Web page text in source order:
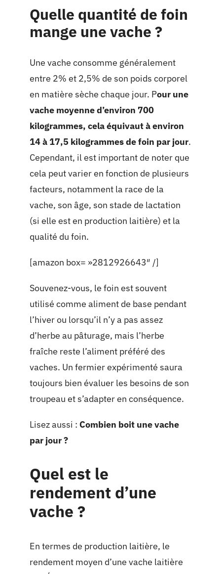
Quelle quantité de foin
mange une vache ?
Une vache consomme généralement
entre 2% et 2,5% de son poids corporel
en matière sèche chaque jour. Pour une
vache moyenne d’environ 700
kilogrammes, cela équivaut à environ
14 à 17,5 kilogrammes de foin par jour.
Cependant, il est important de noter que
cela peut varier en fonction de plusieurs
facteurs, notamment la race de la
vache, son âge, son stade de lactation
(si elle est en production laitière) et la
qualité du foin.
[amazon box= »2812926643″ /]
Souvenez-vous, le foin est souvent
utilisé comme aliment de base pendant
l’hiver ou lorsqu’il n’y a pas assez
d’herbe au pâturage, mais l’herbe
fraîche reste l’aliment préféré des
vaches. Un fermier expérimenté saura
toujours bien évaluer les besoins de son
troupeau et s’adapter en conséquence.
Lisez aussi : Combien boit une vache
par jour ?
Quel est le
rendement d’une
vache ?
En termes de production laitière, le
rendement moyen d’une vache laitière